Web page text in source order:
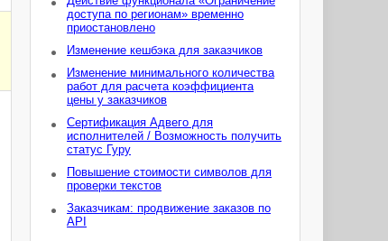
доступа по регионам» временно
приостановлено
Изменение кешбэка для заказчиков
Изменение минимального количества
работ для расчета коэффициента
цены у заказчиков
Сертификация Адвего для
исполнителей / Возможность получить
статус Гуру
Повышение стоимости символов для
проверки текстов
Заказчикам: продвижение заказов по
API